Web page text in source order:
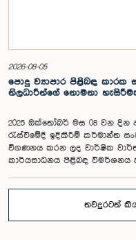
2026-08-05
පොදු ව්‍යාපාර පිළිබඳ කාරක
නිලධාරීන්ගේ නොමනා
2025 ඔක්තෝබර් මස 08 වන දින
රැස්වීමේදී ඉදිකිරීම් කර්මාන්ත
විගණනය කරන ලද වාර්ෂික
කාර්යසාධනය පිළිබඳ විමර්ශනය
නිලධාරීන් විසින් තම ඇඳුම්
නිර්නායකයන්ගෙන් බැහැරව, එකී
තවදුරටත්